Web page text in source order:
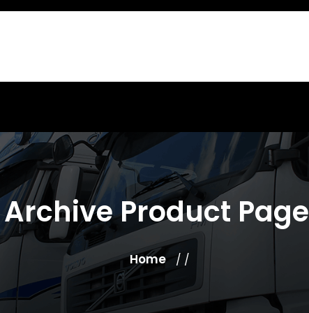
Archive Product Page
Home / /